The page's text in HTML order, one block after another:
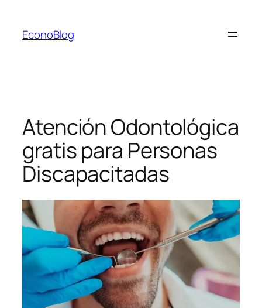
contenido
EconoBlog
Atención Odontológica
gratis para Personas
Discapacitadas